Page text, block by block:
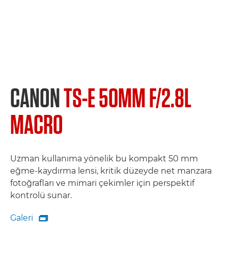
CANONTS-E 50MM F/2.8L
MACRO
Uzman kullanıma yönelik bu kompakt 50 mm
eğme-kaydırma lensi, kritik düzeyde net manzara
fotoğrafları ve mimari çekimler için perspektif
kontrolü sunar.
Galeri
Galeri
